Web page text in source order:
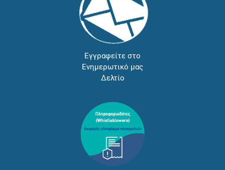
Εγγραφείτε στο
Ενημερωτικό μας
Δελτίο